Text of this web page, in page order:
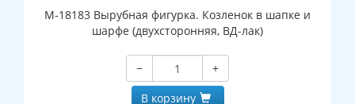
М-18183 Вырубная фигурка. Козленок в шапке и
шарфе (двухсторонняя, ВД-лак)
−
+
В корзину